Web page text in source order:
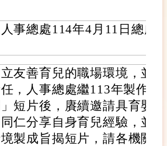
事總處114年4月11日總處
友善育兒的職場環境，並
，人事總處繼113年製作
短片後，賡續邀請具育嬰
仁分享自身育兒經驗，並
製成旨揭短片，請各機關